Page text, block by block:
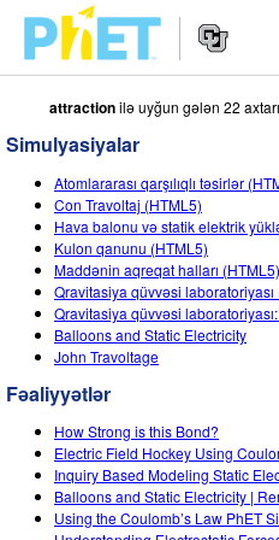
PhET
vebsaytında
axtarın
naviqasiyası
SIMULYASIYALAR
Bütün Simulyasiyalar
Fizika
Riyaziyyat
Kimya
Yer Elmləri
Biologiya
Tərcümə Olunmuş
STUDIO
About Studio
Customizable Sims
Start a Free Trial
Purchase a License
TƏDRIS
Fəaliyyətləri Gözdən
Fəaliyyətlərinizi Paylaşın
Activity Contribution
Virtual Təlimlər
Professional Learning
ARAŞDIRMA
TƏŞƏBBÜSLƏR
PhET Qlobal
Data Fluency
DAXIL OLUN/QEYDIYYATDAN
attractionilə uyğun gələn 22
Simulyasiyalar
Atomlararası qarşılıqlı təsirlər
Con Travoltaj (HTML5)
Hava balonu və statik elektrik
Kulon qanunu (HTML5)
Maddənin aqreqat halları (HTML5)
Qravitasiya qüvvəsi laboratoriyası
Qravitasiya qüvvəsi
Balloons and Static Electricity
John Travoltage
Fəaliyyətlər
How Strong is this Bond?
Electric Field Hockey Using
Inquiry Based Modeling Static
Balloons and Static Electricity |
Using the Coulomb’s Law PhET